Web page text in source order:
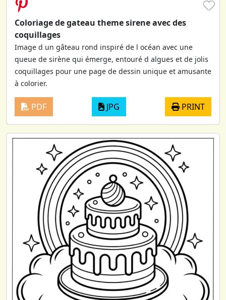
♥
Coloriage de gateau theme sirene avec des
coquillages
Image d un gâteau rond inspiré de l océan avec une
queue de sirène qui émerge, entouré d algues et de jolis
coquillages pour une page de dessin unique et amusante
à colorier.
PDF JPG PRINT